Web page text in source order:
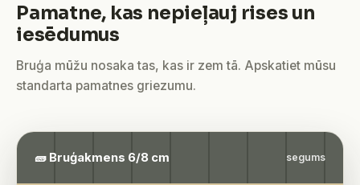
Pamatne, kas nepieļauj rises un
iesēdumus
Bruģa mūžu nosaka tas, kas ir zem tā. Apskatiet mūsu
standarta pamatnes griezumu.
🧱 Bruģakmens 6/8 cm segums